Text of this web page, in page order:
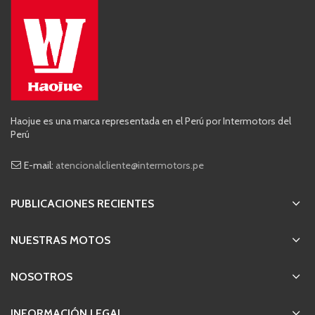
Haojue es una marca representada en el Perú por Intermotors del
Perú
E-mail: atencionalcliente@intermotors.pe
PUBLICACIONES RECIENTES
NUESTRAS MOTOS
NOSOTROS